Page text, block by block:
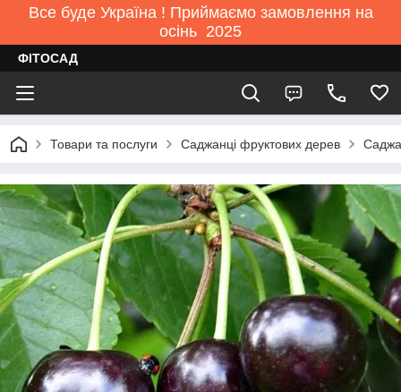
Все буде Україна ! Приймаємо замовлення на
осінь 2025
ФІТОСАД
Товари та послуги Саджанці фруктових дерев